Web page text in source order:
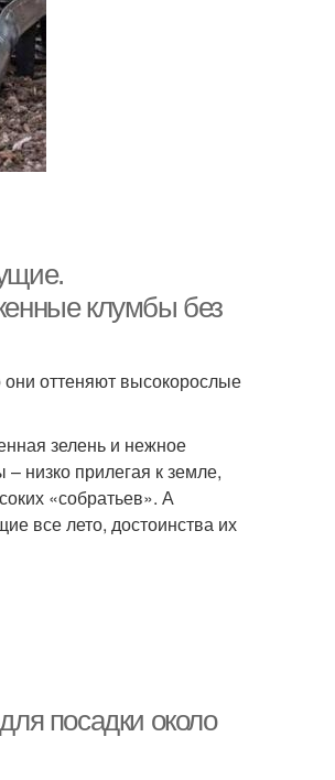
клумбы без
оттеняют высокорослые
зелень и нежное
низко прилегая к земле,
«собратьев». А
все лето, достоинства их
посадки около